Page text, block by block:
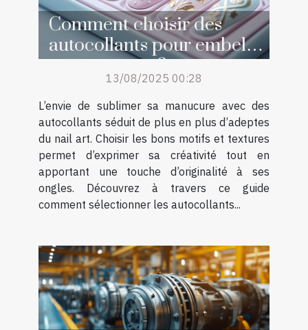
Comment choisir des
autocollants pour embellir
sa manucure ?
13/08/2025 00:28
L’envie de sublimer sa manucure avec des
autocollants séduit de plus en plus d’adeptes
du nail art. Choisir les bons motifs et textures
permet d’exprimer sa créativité tout en
apportant une touche d’originalité à ses
ongles. Découvrez à travers ce guide
comment sélectionner les autocollants...